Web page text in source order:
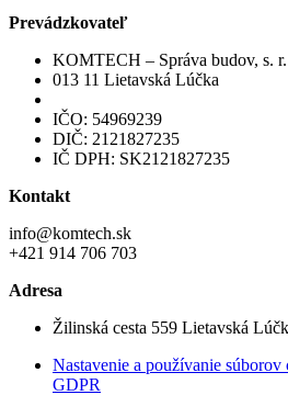
Prevádzkovateľ
KOMTECH – Správa budov, s.
013 11 Lietavská Lúčka
IČO: 54969239
DIČ: 2121827235
IČ DPH: SK2121827235
Kontakt
info@komtech.sk
+421 914 706 703
Adresa
Žilinská cesta 559 Lietavská
Nastavenie a používanie súborov
GDPR